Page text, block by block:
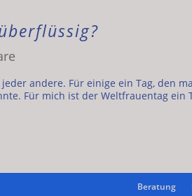
andere. Für einige ein Tag, den
Für mich ist der Weltfrauentag ein
Beratung